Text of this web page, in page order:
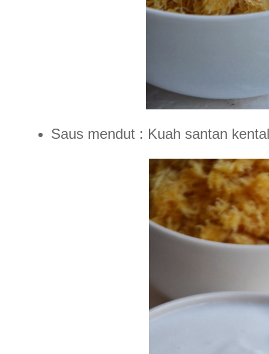
Saus mendut : Kuah santan kental